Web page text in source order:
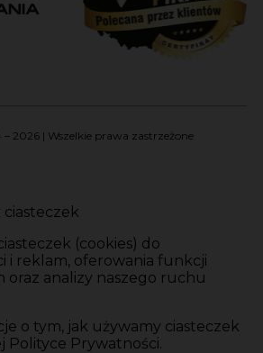
– 2026 | Wszelkie prawa zastrzeżone
(cookies) do
i reklam, oferowania funkcji
oraz analizy naszego ruchu
o tym, jak używamy ciasteczek
Polityce Prywatności.